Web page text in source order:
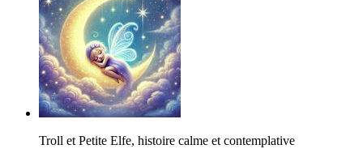
Troll et Petite Elfe, histoire calme et contemplative